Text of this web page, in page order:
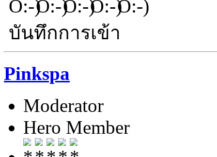
บันทึกการเข้า
Pinkspa
Moderator
Hero Member